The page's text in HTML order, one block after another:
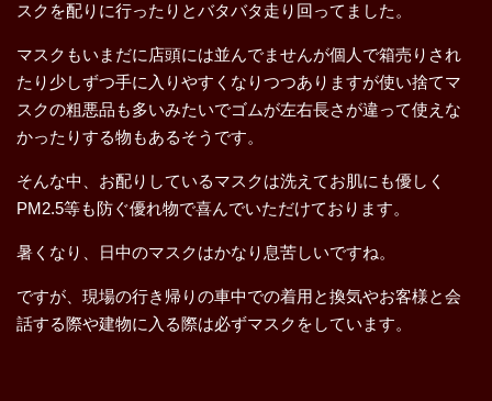
スクを配りに行ったりとバタバタ走り回ってました。
マスクもいまだに店頭には並んでませんが個人で箱売りされ
たり少しずつ手に入りやすくなりつつありますが使い捨てマ
スクの粗悪品も多いみたいでゴムが左右長さが違って使えな
かったりする物もあるそうです。
そんな中、お配りしているマスクは洗えてお肌にも優しく
PM2.5等も防ぐ優れ物で喜んでいただけております。
暑くなり、日中のマスクはかなり息苦しいですね。
ですが、現場の行き帰りの車中での着用と換気やお客様と会
話する際や建物に入る際は必ずマスクをしています。